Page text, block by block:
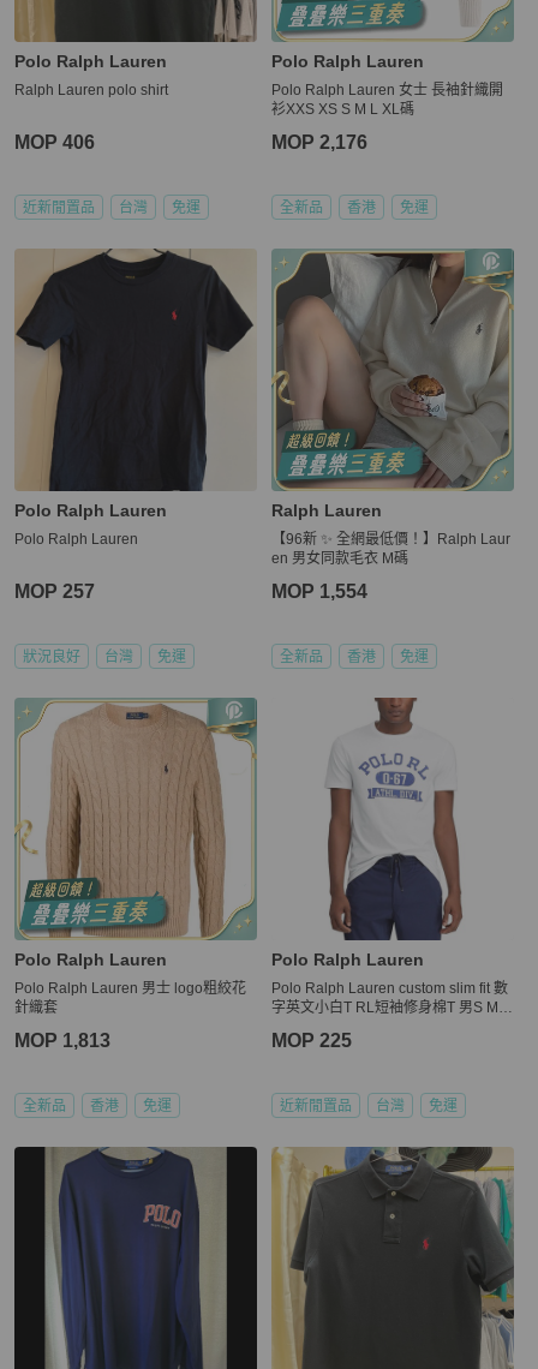
Polo Ralph Lauren
Ralph Lauren polo shirt
MOP 406
近新閒置品 台灣 免運
Polo Ralph Lauren
Polo Ralph Lauren 女士 長袖針織開
衫XXS XS S M L XL碼
MOP 2,176
全新品 香港 免運
Polo Ralph Lauren
Polo Ralph Lauren
MOP 257
狀況良好 台灣 免運
Ralph Lauren
【96新 ✨ 全網最低價！】Ralph Laur
en 男女同款毛衣 M碼
MOP 1,554
全新品 香港 免運
Polo Ralph Lauren
Polo Ralph Lauren 男士 logo粗絞花
針織套
MOP 1,813
全新品 香港 免運
Polo Ralph Lauren
Polo Ralph Lauren custom slim fit 數
字英文小白T RL短袖修身棉T 男S ME
MOP 225
近新閒置品 台灣 免運